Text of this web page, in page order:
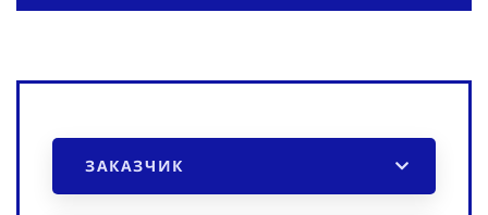
ЗАКАЗЧИК